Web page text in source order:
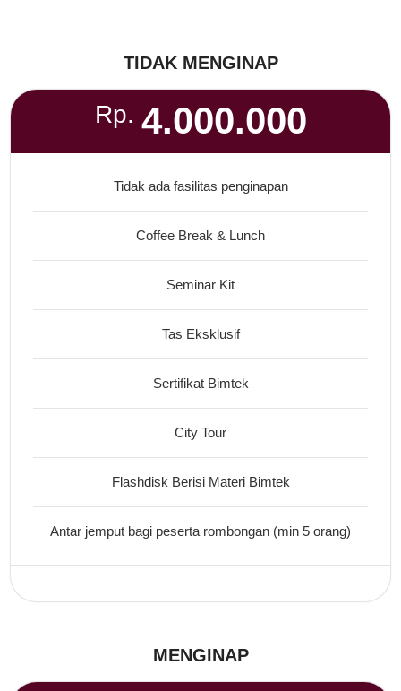
TIDAK MENGINAP
Rp. 4.000.000
Tidak ada fasilitas penginapan
Coffee Break & Lunch
Seminar Kit
Tas Eksklusif
Sertifikat Bimtek
City Tour
Flashdisk Berisi Materi Bimtek
Antar jemput bagi peserta rombongan (min 5 orang)
MENGINAP